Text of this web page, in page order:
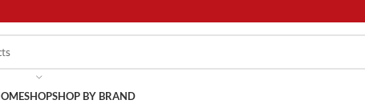
SHOPSHOP BY BRAND